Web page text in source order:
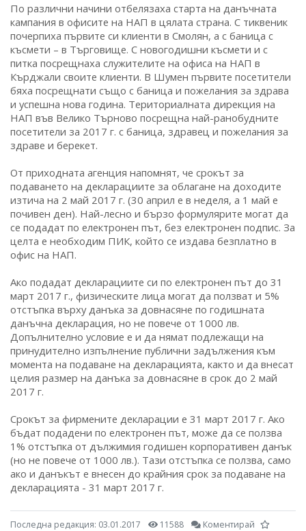
По различни начини отбелязаха старта на данъчната
кампания в офисите на НАП в цялата страна. С тиквеник
почерпиха първите си клиенти в Смолян, а с баница с
късмети – в Търговище. С новогодишни късмети и с
питка посрещнаха служителите на офиса на НАП в
Кърджали своите клиенти. В Шумен първите посетители
бяха посрещнати също с баница и пожелания за здрава
и успешна нова година. Териториалната дирекция на
НАП във Велико Търново посрещна най-ранобудните
посетители за 2017 г. с баница, здравец и пожелания за
здраве и берекет.
От приходната агенция напомнят, че срокът за
подаването на декларациите за облагане на доходите
изтича на 2 май 2017 г. (30 април е в неделя, а 1 май е
почивен ден). Най-лесно и бързо формулярите могат да
се подадат по електронен път, без електронен подпис. За
целта е необходим ПИК, който се издава безплатно в
офис на НАП.
Ако подадат декларациите си по електронен път до 31
март 2017 г., физическите лица могат да ползват и 5%
отстъпка върху данъка за довнасяне по годишната
данъчна декларация, но не повече от 1000 лв.
Допълнително условие е и да нямат подлежащи на
принудително изпълнение публични задължения към
момента на подаване на декларацията, както и да внесат
целия размер на данъка за довнасяне в срок до 2 май
2017 г.
Срокът за фирмените декларации е 31 март 2017 г. Ако
бъдат подадени по електронен път, може да се ползва
1% отстъпка от дължимия годишен корпоративен данък
(но не повече от 1000 лв.). Тази отстъпка се ползва, само
ако и данъкът е внесен до крайния срок за подаване на
декларацията - 31 март 2017 г.
Последна редакция: 03.01.2017 11588 Коментирай